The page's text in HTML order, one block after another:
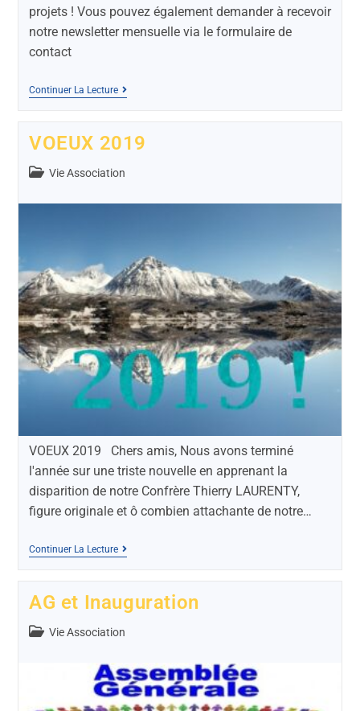
projets ! Vous pouvez également demander à recevoir
notre newsletter mensuelle via le formulaire de
contact
Continuer La Lecture
VOEUX 2019
Vie Association
VOEUX 2019 Chers amis, ‌Nous avons terminé
l'année sur une triste nouvelle en apprenant la
disparition de notre Confrère Thierry LAURENTY,
figure originale et ô combien attachante de notre…
Continuer La Lecture
AG et Inauguration
Vie Association